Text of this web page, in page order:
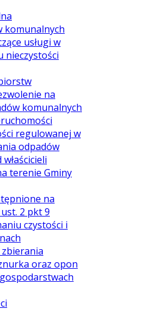
komunalnych
usługi w
nieczystości
na
komunalnych
regulowanej w
odpadów
terenie Gminy
na
2 pkt 9
czystości i
oraz opon